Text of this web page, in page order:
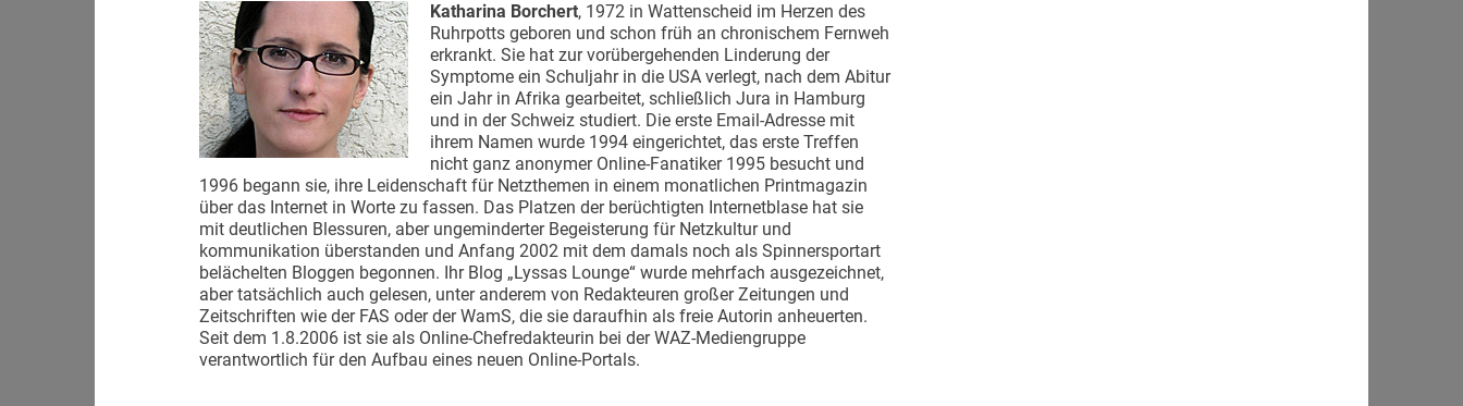
Katharina Borchert, 1972 in Wattenscheid im Herzen des
Ruhrpotts geboren und schon früh an chronischem Fernweh
erkrankt. Sie hat zur vorübergehenden Linderung der
Symptome ein Schuljahr in die USA verlegt, nach dem Abitur
ein Jahr in Afrika gearbeitet, schließlich Jura in Hamburg
und in der Schweiz studiert. Die erste Email-Adresse mit
ihrem Namen wurde 1994 eingerichtet, das erste Treffen
nicht ganz anonymer Online-Fanatiker 1995 besucht und
1996 begann sie, ihre Leidenschaft für Netzthemen in einem monatlichen Printmagazin
über das Internet in Worte zu fassen. Das Platzen der berüchtigten Internetblase hat sie
mit deutlichen Blessuren, aber ungeminderter Begeisterung für Netzkultur und
kommunikation überstanden und Anfang 2002 mit dem damals noch als Spinnersportart
belächelten Bloggen begonnen. Ihr Blog „Lyssas Lounge“ wurde mehrfach ausgezeichnet,
aber tatsächlich auch gelesen, unter anderem von Redakteuren großer Zeitungen und
Zeitschriften wie der FAS oder der WamS, die sie daraufhin als freie Autorin anheuerten.
Seit dem 1.8.2006 ist sie als Online-Chefredakteurin bei der WAZ-Mediengruppe
verantwortlich für den Aufbau eines neuen Online-Portals.